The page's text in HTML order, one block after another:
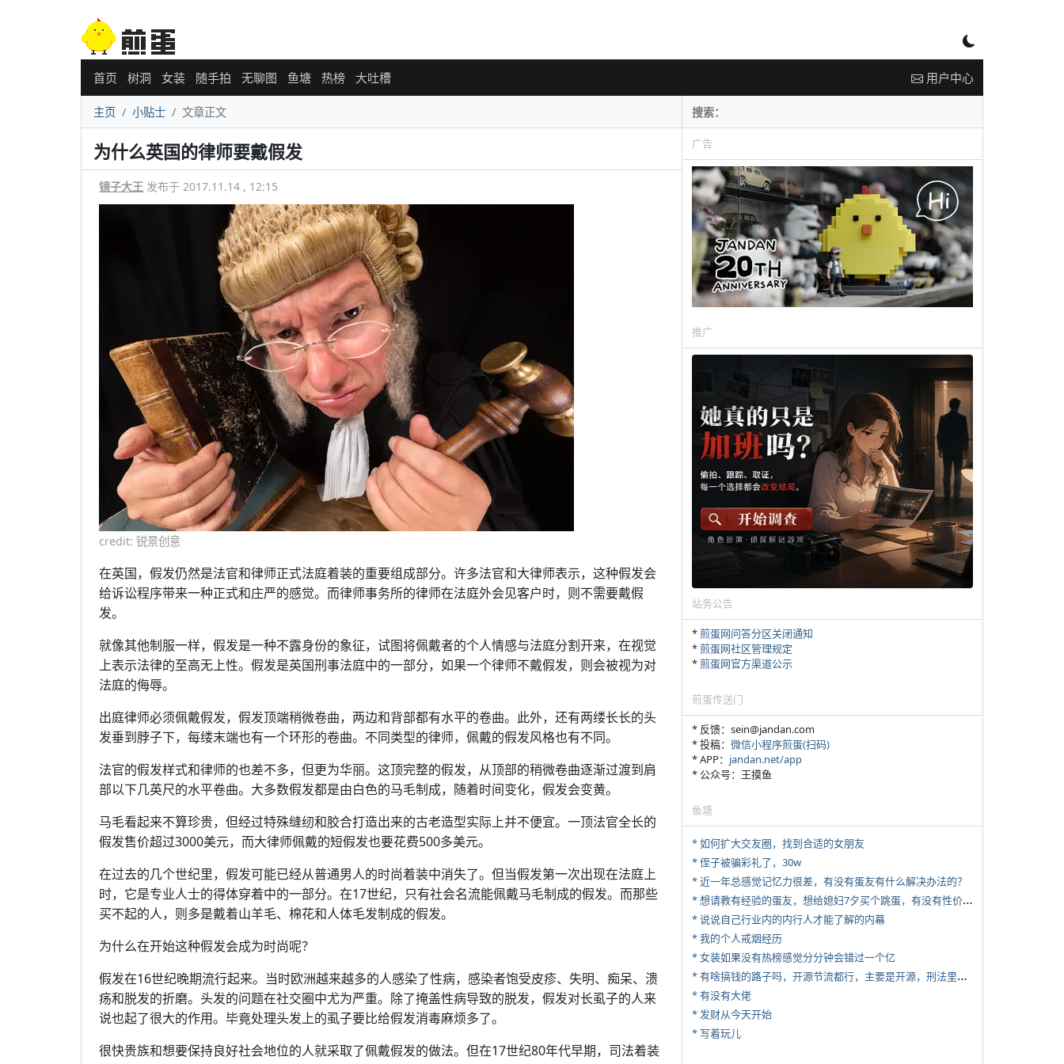
首页 树洞 女装 随手拍 无聊图 鱼塘 热榜 大吐槽 用户中心
主页 小贴士 文章正文
为什么英国的律师要戴假发
镜子大王 发布于 2017.11.14 , 12:15
credit: 锐景创意
在英国，假发仍然是法官和律师正式法庭着装的重要组成部分。许多法官和大律师表示，这种假发会
给诉讼程序带来一种正式和庄严的感觉。而律师事务所的律师在法庭外会见客户时，则不需要戴假
发。
就像其他制服一样，假发是一种不露身份的象征，试图将佩戴者的个人情感与法庭分割开来，在视觉
上表示法律的至高无上性。假发是英国刑事法庭中的一部分，如果一个律师不戴假发，则会被视为对
法庭的侮辱。
出庭律师必须佩戴假发，假发顶端稍微卷曲，两边和背部都有水平的卷曲。此外，还有两缕长长的头
发垂到脖子下，每缕末端也有一个环形的卷曲。不同类型的律师，佩戴的假发风格也有不同。
法官的假发样式和律师的也差不多，但更为华丽。这顶完整的假发，从顶部的稍微卷曲逐渐过渡到肩
部以下几英尺的水平卷曲。大多数假发都是由白色的马毛制成，随着时间变化，假发会变黄。
马毛看起来不算珍贵，但经过特殊缝纫和胶合打造出来的古老造型实际上并不便宜。一顶法官全长的
假发售价超过3000美元，而大律师佩戴的短假发也要花费500多美元。
在过去的几个世纪里，假发可能已经从普通男人的时尚着装中消失了。但当假发第一次出现在法庭上
时，它是专业人士的得体穿着中的一部分。在17世纪，只有社会名流能佩戴马毛制成的假发。而那些
买不起的人，则多是戴着山羊毛、棉花和人体毛发制成的假发。
为什么在开始这种假发会成为时尚呢？
假发在16世纪晚期流行起来。当时欧洲越来越多的人感染了性病，感染者饱受皮疹、失明、痴呆、溃
疡和脱发的折磨。头发的问题在社交圈中尤为严重。除了掩盖性病导致的脱发，假发对长虱子的人来
说也起了很大的作用。毕竟处理头发上的虱子要比给假发消毒麻烦多了。
很快贵族和想要保持良好社会地位的人就采取了佩戴假发的做法。但在17世纪80年代早期，司法着装
广告
推广
站务公告
*煎蛋网问答分区关闭通知
*煎蛋网社区管理规定
*煎蛋网官方渠道公示
煎蛋传送门
* 反馈：sein@jandan.com
* 投稿： 微信小程序煎蛋(扫码)
* APP： jandan.net/app
* 公众号：王摸鱼
鱼塘
* 如何扩大交友圈，找到合适的女朋友
* 侄子被骗彩礼了，30w
* 近一年总感觉记忆力很差，有没有蛋友有什么解决办法的？
*
想请教有经验的蛋友，想给媳妇7夕买个跳蛋，有没有性价比高的推荐
* 说说自己行业内的内行人才能了解的内幕
* 我的个人戒烟经历
* 女装如果没有热榜感觉分分钟会错过一个亿
*
有啥搞钱的路子吗，开源节流都行，主要是开源，刑法里的咱不做
* 有没有大佬
* 发财从今天开始
* 写着玩儿